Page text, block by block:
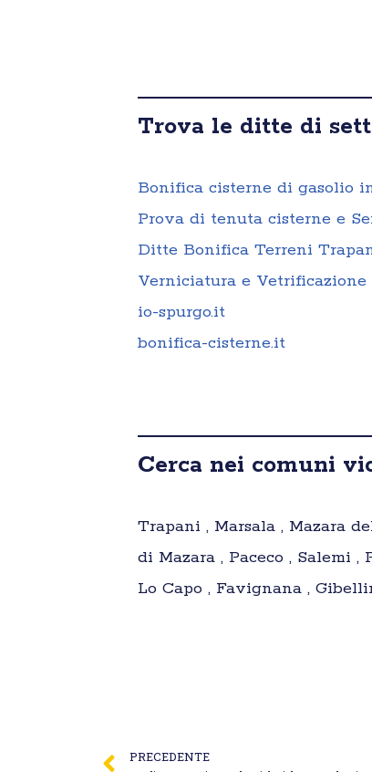
Trova le ditte di
Bonifica cisterne di gasolio
Prova di tenuta cisterne e
Ditte Bonifica Terreni
Verniciatura e
io-spurgo.it
bonifica-cisterne.it
Cerca nei comuni
Trapani , Marsala , Mazara
di Mazara , Paceco , Salemi
Lo Capo , Favignana ,
PRECEDENTE